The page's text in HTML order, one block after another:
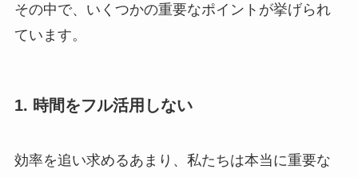
その中で、いくつかの重要なポイントが挙げられ
ています。
1. 時間をフル活用しない
効率を追い求めるあまり、私たちは本当に重要な